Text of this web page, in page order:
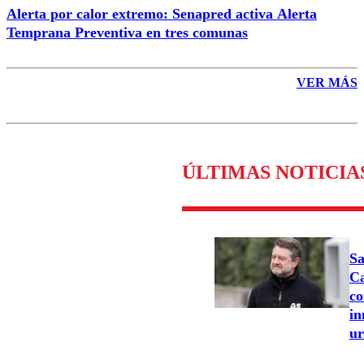
Alerta por calor extremo: Senapred activa Alerta
Temprana Preventiva en tres comunas
VER MÁS
ÚLTIMAS